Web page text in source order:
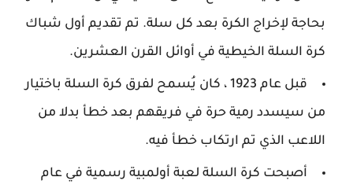
بحاجة لإخراج الكرة بعد كل سلة. تم تقديم أول شباك
كرة السلة الخيطية في أوائل القرن العشرين.
قبل عام 1923 ، كان يُسمح لفرق كرة السلة باختيار
من سيسدد رمية حرة في فريقهم بعد خطأ بدلا من
اللاعب الذي تم ارتكاب خطأ فيه.
أصبحت كرة السلة لعبة أولمبية رسمية في عام